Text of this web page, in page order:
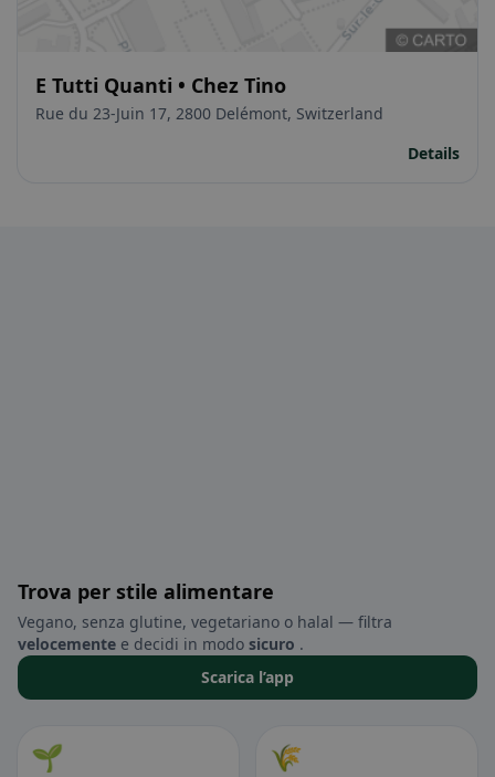
E Tutti Quanti • Chez Tino
Rue du 23-Juin 17, 2800 Delémont, Switzerland
Details
Trova per stile alimentare
Vegano, senza glutine, vegetariano o halal — filtra
velocemente e decidi in modo sicuro .
Scarica l’app
🌱 🌾